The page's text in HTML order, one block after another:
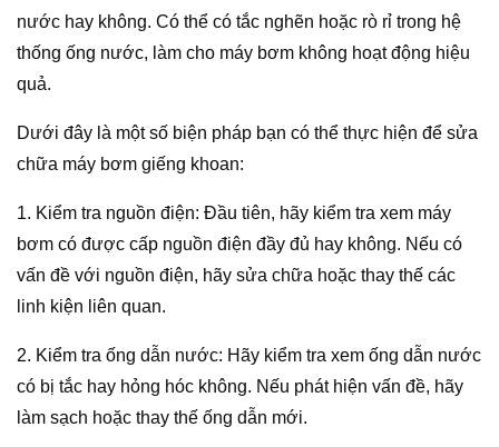
nước hay không. Có thể có tắc nghẽn hoặc rò rỉ trong hệ
thống ống nước, làm cho máy bơm không hoạt động hiệu
quả.
Dưới đây là một số biện pháp bạn có thể thực hiện để sửa
chữa máy bơm giếng khoan:
1. Kiểm tra nguồn điện: Đầu tiên, hãy kiểm tra xem máy
bơm có được cấp nguồn điện đầy đủ hay không. Nếu có
vấn đề với nguồn điện, hãy sửa chữa hoặc thay thế các
linh kiện liên quan.
2. Kiểm tra ống dẫn nước: Hãy kiểm tra xem ống dẫn nước
có bị tắc hay hỏng hóc không. Nếu phát hiện vấn đề, hãy
làm sạch hoặc thay thế ống dẫn mới.